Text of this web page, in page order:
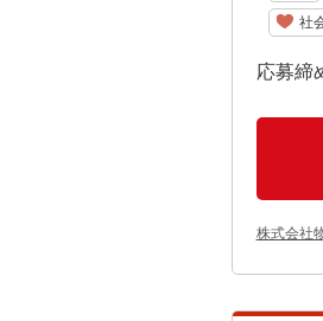
社
応募締
株式会社